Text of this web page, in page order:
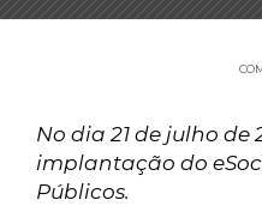
No dia 21 de julho de
implantação do
Públicos.